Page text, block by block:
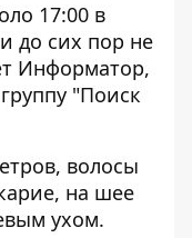
17:00 в
до сих пор не
Информатор,
"Поиск
волосы
на шее
ухом.